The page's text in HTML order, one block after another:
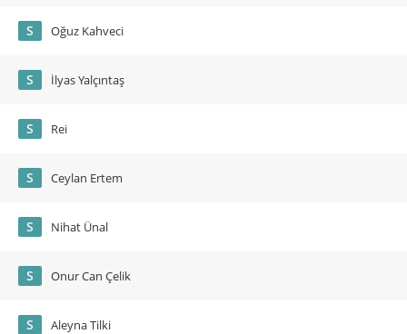
S Oğuz Kahveci
S İlyas Yalçıntaş
S Rei
S Ceylan Ertem
S Nihat Ünal
S Onur Can Çelik
S Aleyna Tilki